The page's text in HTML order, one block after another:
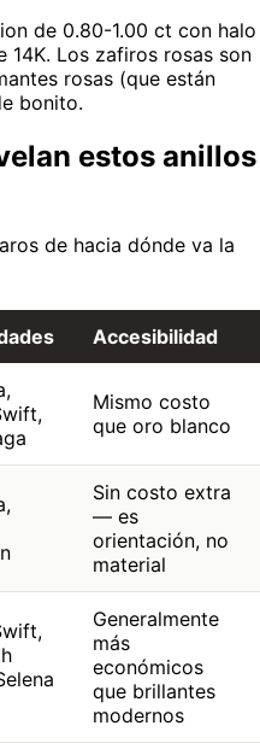
de 0.80-1.00 ct con halo
Los zafiros rosas son
rosas (que están
bonito.
estos anillos
de hacia dónde va la
Accesibilidad
Mismo costo
que oro blanco
Sin costo extra
— es
orientación, no
material
Generalmente
más
económicos
que brillantes
modernos